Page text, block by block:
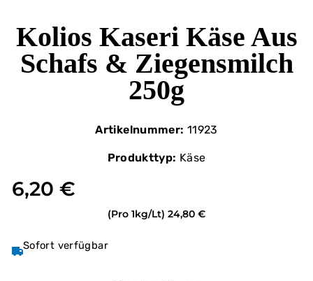
Kolios Kaseri Käse Aus
Schafs & Ziegensmilch
250g
Artikelnummer: 11923
Produkttyp: Käse
6,20 €
(Pro 1kg/Lt) 24,80 €
Sofort verfügbar